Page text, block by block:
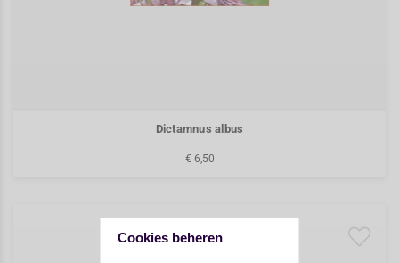
Dictamnus albus
€ 6,50
Cookies beheren